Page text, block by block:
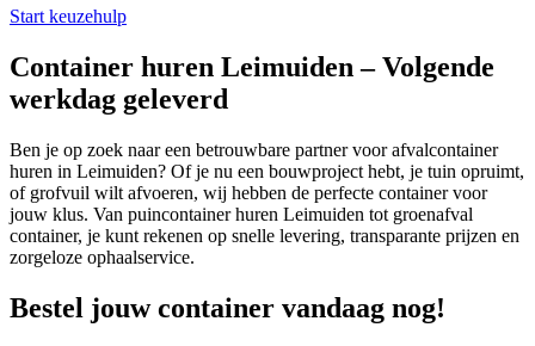
Start keuzehulp
Container huren Leimuiden – Volgende
werkdag geleverd
Ben je op zoek naar een betrouwbare partner voor afvalcontainer
huren in Leimuiden? Of je nu een bouwproject hebt, je tuin opruimt,
of grofvuil wilt afvoeren, wij hebben de perfecte container voor
jouw klus. Van puincontainer huren Leimuiden tot groenafval
container, je kunt rekenen op snelle levering, transparante prijzen en
zorgeloze ophaalservice.
Bestel jouw container vandaag nog!